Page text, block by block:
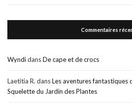
Commentaires
WyndidansDe cape et de crocs
Laetitia R. dansLes aventures fantastiques
Squelette du Jardin des Plantes